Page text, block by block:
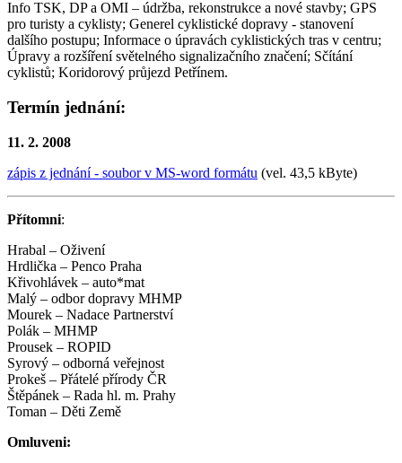
Info TSK, DP a OMI – údržba, rekonstrukce a nové stavby; GPS
pro turisty a cyklisty; Generel cyklistické dopravy - stanovení
dalšího postupu; Informace o úpravách cyklistických tras v centru;
Úpravy a rozšíření světelného signalizačního značení; Sčítání
cyklistů; Koridorový průjezd Petřínem.
Termín jednání:
11. 2. 2008
zápis z jednání - soubor v MS-word formátu (vel. 43,5 kByte)
Přítomni:
Hrabal – Oživení
Hrdlička – Penco Praha
Křivohlávek – auto*mat
Malý – odbor dopravy MHMP
Mourek – Nadace Partnerství
Polák – MHMP
Prousek – ROPID
Syrový – odborná veřejnost
Prokeš – Přátelé přírody ČR
Štěpánek – Rada hl. m. Prahy
Toman – Děti Země
Omluveni: